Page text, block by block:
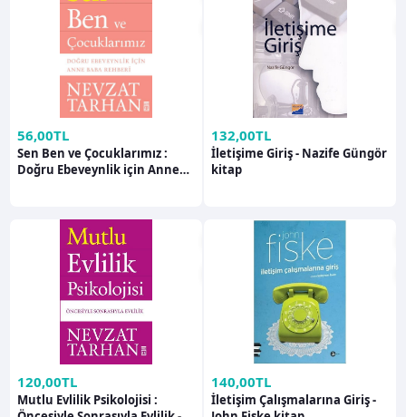
56,00TL
Sen Ben ve Çocuklarımız :
Doğru Ebeveynlik için Anne
132,00TL
İletişime Giriş - Nazife Güngör
kitap
120,00TL
Mutlu Evlilik Psikolojisi :
140,00TL
İletişim Çalışmalarına Giriş -